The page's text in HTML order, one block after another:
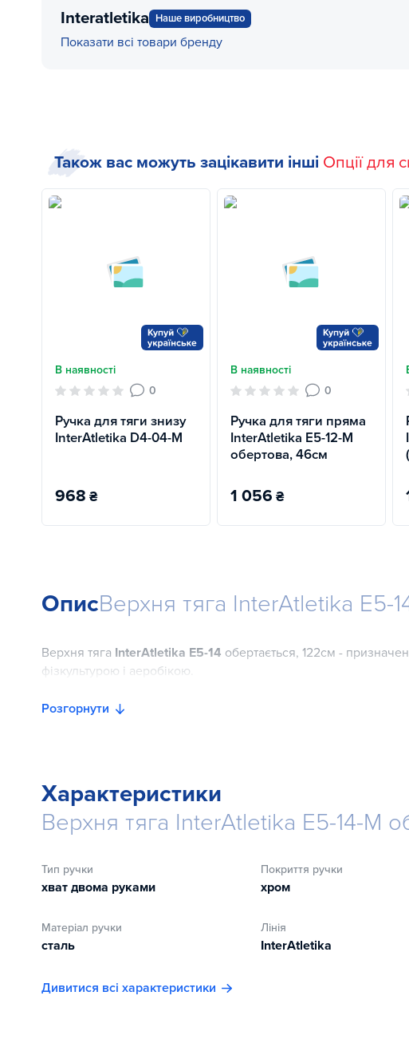
Interatletika Наше виробництво
Показати всі товари бренду
Також вас можуть зацікавити інші Опції для
В наявності
0
Ручка для тяги знизу
InterAtletika D4-04-M
968 ₴
В наявності
0
Ручка для тяги пряма
InterAtletika E5-12-M
обертова, 46см
1 056 ₴
ОписВерхня тяга InterAtletika E5-
Верхня тяга InterAtletika Е5-14 обертається, 122см -
фізкультурою і аеробікою.
Розгорнути
Характеристики
Верхня тяга InterAtletika E5-14-M
Тип ручки
хват двома руками
Покриття ручки
хром
Матеріал ручки
сталь
Лінія
InterAtletika
Дивитися всі характеристики